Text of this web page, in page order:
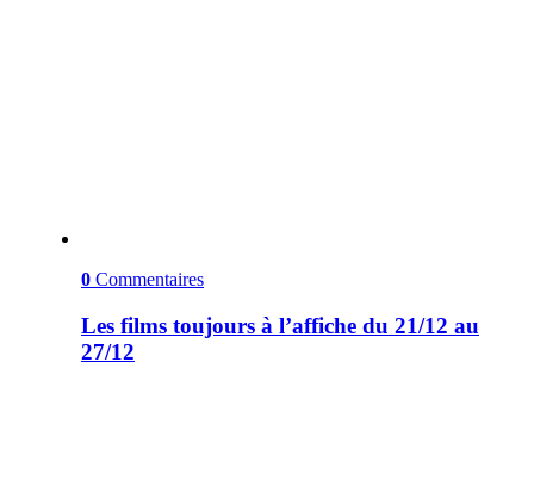
0 Commentaires
Les films toujours à l’affiche du 21/12 au
27/12